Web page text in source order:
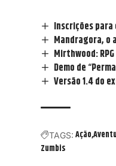
Inscrições
Mandragora, o
Mirthwood:
Demo de
Versão 1.4 do
TAGS: Ação
Zumbis